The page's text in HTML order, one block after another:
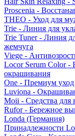
Proscenia -
THEO - Уход для
Trie - Линия для
Trie Tuner - Линия
жемчуга
Viege -
Locor Serum Color -
окрашивания
One - Премиум уход
Luviona -
Moii - Средства для
Rufor - Бережное
Londa (Германия)
Принадлежности